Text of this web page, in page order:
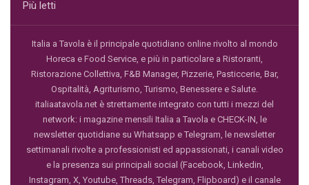
Più letti
Italia a Tavola è il principale quotidiano online rivolto al mondo
Horeca e Food Service, e più in particolare a Ristoranti,
Ristorazione Collettiva, F&B Manager, Pizzerie, Pasticcerie, Bar,
Ospitalità, Agriturismo, Turismo, Benessere e Salute.
italiaatavola.net è strettamente integrato con tutti i mezzi del
network: i magazine mensili Italia a Tavola e CHECK-IN, le
newsletter quotidiane su Whatsapp e Telegram, le newsletter
settimanali rivolte a professionisti ed appassionati, i canali video
e la presenza sui principali social (Facebook, Linkedin,
Instagram, X, Youtube, Threads, Telegram, Flipboard) e il canale